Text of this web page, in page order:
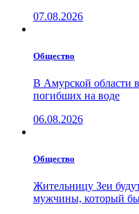
07.08.2026
Общество
В Амурской области
погибших на воде
06.08.2026
Общество
Жительницу Зеи
мужчины, который